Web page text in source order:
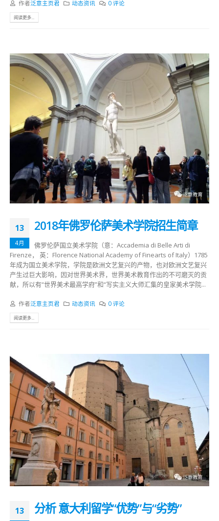
作者泛意主页君 动态资讯 0 评论
阅读更多...
13
4月
2018年佛罗伦萨美术学院招生简章
佛罗伦萨国立美术学院（意：Accademia di Belle Arti di
Firenze， 英：Florence National Academy of Finearts of Italy）1785
年成为国立美术学院，学院是欧洲文艺复兴的产物，也对欧洲文艺复兴
产生过巨大影响，因对世界美术界，世界美术教育作出的不可磨灭的贡
献，所以有“世界美术最高学府”和“写实主义大师汇集的皇家美术学院...
作者泛意主页君 动态资讯 0 评论
阅读更多...
13 分析 意大利留学“优势”与“劣势”